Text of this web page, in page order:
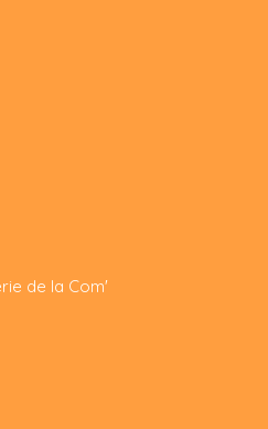
de la Com'